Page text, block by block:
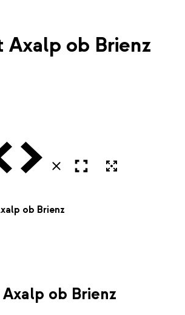
Axalp ob Brienz
Volgende
SluitenOpen in volledig scherm
ob Brienz
ob Brienz